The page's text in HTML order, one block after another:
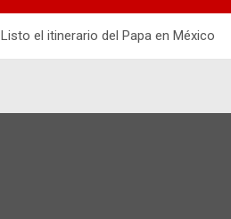
Listo el itinerario del Papa en México